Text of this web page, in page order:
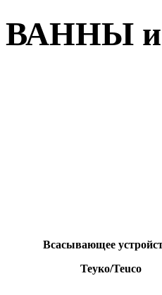
ВАННЫ
Всасывающее
Теуко/Teuco